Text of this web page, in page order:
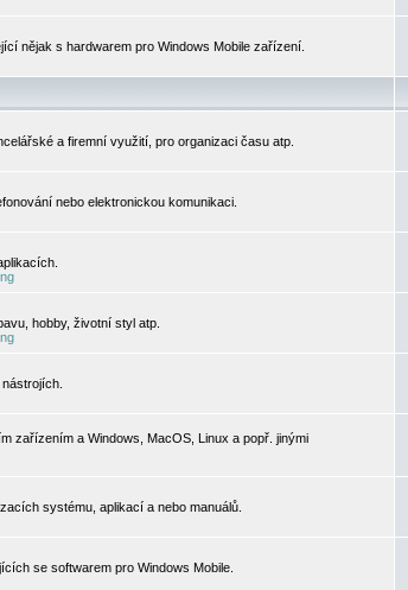
nějak s hardwarem pro Windows Mobile zařízení.
a firemní využití, pro organizaci času atp.
nebo elektronickou komunikaci.
hobby, životní styl atp.
zařízením a Windows, MacOS, Linux a popř. jinými
systému, aplikací a nebo manuálů.
se softwarem pro Windows Mobile.